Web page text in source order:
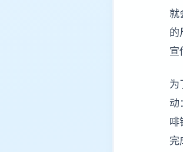
就
的
宣
为
动
啡
完